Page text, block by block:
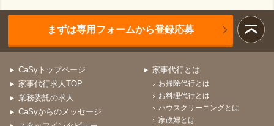
まずは専用フォームから登録応募
CaSyトップページ
家事代行求人TOP
業務委託の求人
CaSyからのメッセージ
家事代行とは
お掃除代行とは
お料理代行とは
ハウスクリーニングとは
家政婦とは